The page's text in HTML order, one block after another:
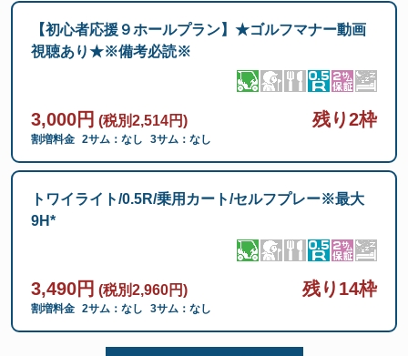
【初心者応援９ホールプラン】★ゴルフマナー動画
視聴あり★※備考必読※
3,000円 (税別2,514円) 残り2枠
割増料金 2サム：なし 3サム：なし
トワイライト/0.5R/乗用カート/セルフプレー※最大
9H*
3,490円 (税別2,960円) 残り14枠
割増料金 2サム：なし 3サム：なし